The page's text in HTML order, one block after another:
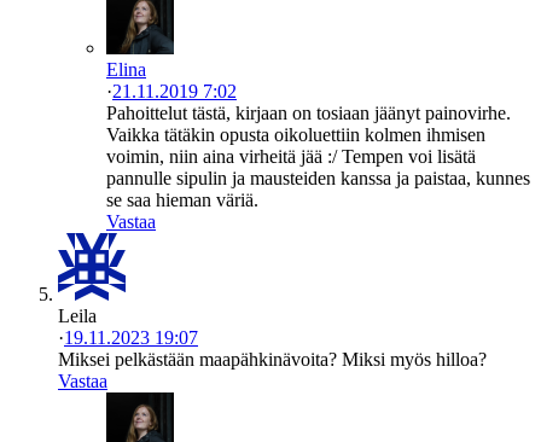
Elina
·21.11.2019 7:02
Pahoittelut tästä, kirjaan on tosiaan jäänyt painovirhe.
Vaikka tätäkin opusta oikoluettiin kolmen ihmisen
voimin, niin aina virheitä jää :/ Tempen voi lisätä
pannulle sipulin ja mausteiden kanssa ja paistaa, kunnes
se saa hieman väriä.
Vastaa
Leila
·19.11.2023 19:07
Miksei pelkästään maapähkinävoita? Miksi myös hilloa?
Vastaa